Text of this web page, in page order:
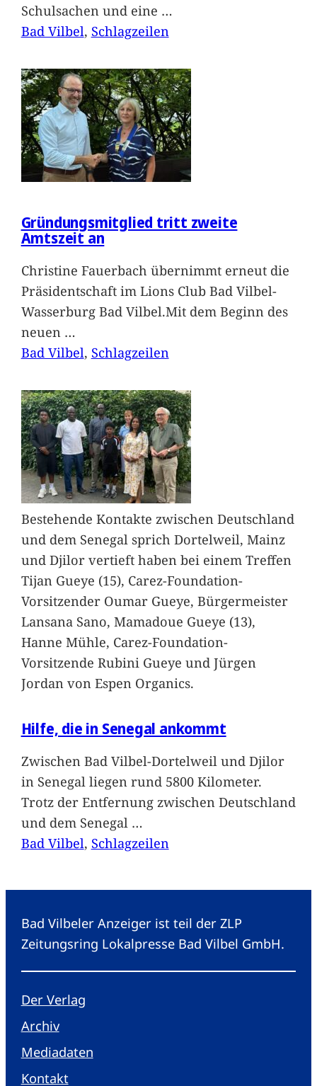
Schulsachen und eine …
Bad Vilbel, Schlagzeilen
Gründungsmitglied tritt zweite
Amtszeit an
Christine Fauerbach übernimmt erneut die
Präsidentschaft im Lions Club Bad Vilbel-
Wasserburg Bad Vilbel.Mit dem Beginn des
neuen …
Bad Vilbel, Schlagzeilen
Bestehende Kontakte zwischen Deutschland
und dem Senegal sprich Dortelweil, Mainz
und Djilor vertieft haben bei einem Treffen
Tijan Gueye (15), Carez-Foundation-
Vorsitzender Oumar Gueye, Bürgermeister
Lansana Sano, Mamadoue Gueye (13),
Hanne Mühle, Carez-Foundation-
Vorsitzende Rubini Gueye und Jürgen
Jordan von Espen Organics.
Hilfe, die in Senegal ankommt
Zwischen Bad Vilbel-Dortelweil und Djilor
in Senegal liegen rund 5800 Kilometer.
Trotz der Entfernung zwischen Deutschland
und dem Senegal …
Bad Vilbel, Schlagzeilen
Bad Vilbeler Anzeiger ist teil der ZLP
Zeitungsring Lokalpresse Bad Vilbel GmbH.
Der Verlag
Archiv
Mediadaten
Kontakt